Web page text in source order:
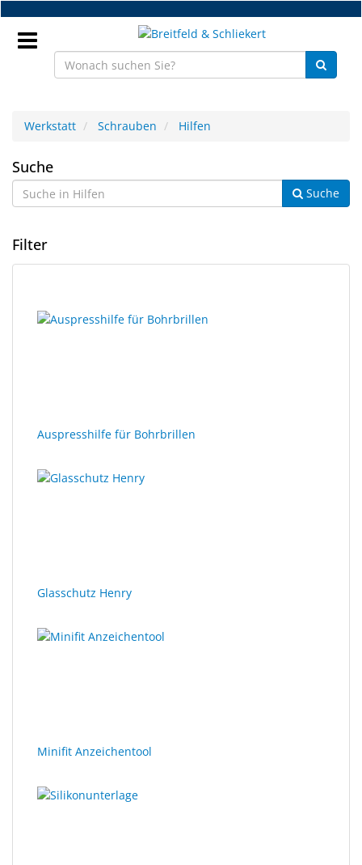
Zum
Hauptinhalt
springen
NEU
Brillenteile
Handelsware
JustMILO
Optische
Schleiftechnik
Werkstatt Schrauben Hilfen
Hilfen
Suche
Suche
Filter
Ergebnisse
gerendert.
Auspresshilfe für Bohrbrillen
Glasschutz Henry
Minifit Anzeichentool